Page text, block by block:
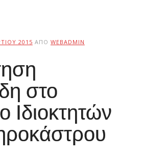
2015 ΑΠΌ WEBADMIN
στο
Ιδιοκτητών